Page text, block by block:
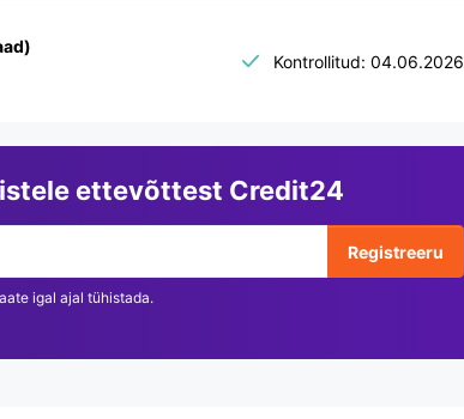
Kontrollitud: 04.06.2026
ettevõttest Credit24
Registreeru
igal ajal tühistada.